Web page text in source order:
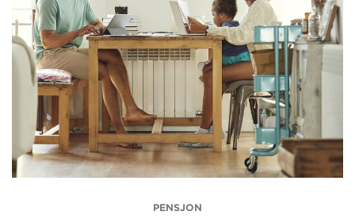
PENSJON